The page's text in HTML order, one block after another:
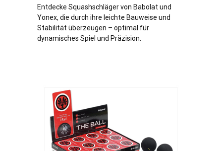
Entdecke Squashschläger von Babolat und
Yonex, die durch ihre leichte Bauweise und
Stabilität überzeugen – optimal für
dynamisches Spiel und Präzision.